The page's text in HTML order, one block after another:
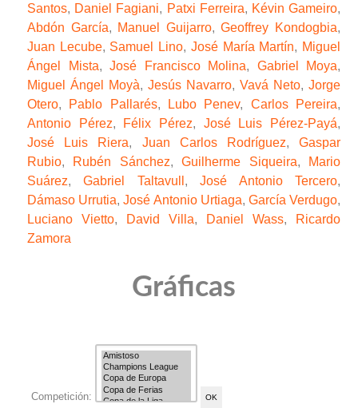
Santos, Daniel Fagiani, Patxi Ferreira, Kévin Gameiro,
Abdón García, Manuel Guijarro,Geoffrey Kondogbia,
Juan Lecube, Samuel Lino, José María Martín, Miguel
Ángel Mista, José Francisco Molina, Gabriel Moya,
Miguel Ángel Moyà, Jesús Navarro, Vavá Neto, Jorge
Otero, Pablo Pallarés, Lubo Penev, Carlos Pereira,
Antonio Pérez, Félix Pérez, José Luis Pérez-Payá,
José Luis Riera, Juan Carlos Rodríguez,Gaspar
Rubio, Rubén Sánchez,Guilherme Siqueira,
Mario
Suárez,Gabriel Taltavull ,José Antonio Tercero,
Dámaso Urrutia,José Antonio Urtiaga, García Verdugo,
Luciano Vietto, David Villa, Daniel Wass,
Ricardo
Zamora
Gráficas
Competición: